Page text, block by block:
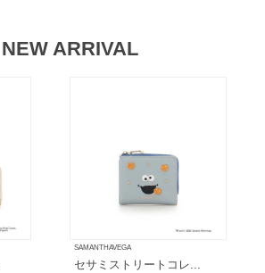
NEW ARRIVAL
SAMANTHAVEGA
セサミストリートコレ...